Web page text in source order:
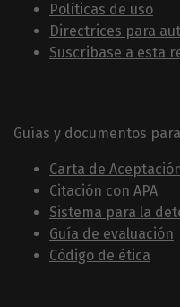
Políticas de uso
Directrices para
Suscribase a esta
Guías y documentos
Carta de
Citación con APA
Sistema para la
Guía de evaluación
Código de ética